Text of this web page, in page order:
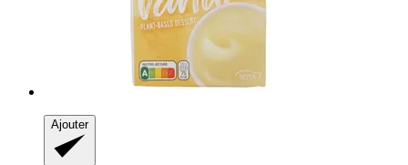
Ajouter